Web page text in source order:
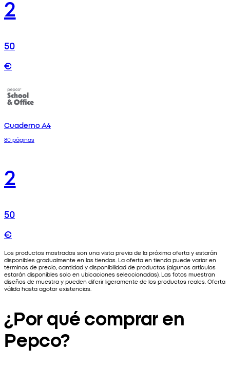
2
50
€
Cuaderno A4
80 páginas
2
50
€
Los productos mostrados son una vista previa de la próxima oferta y estarán
disponibles gradualmente en las tiendas. La oferta en tienda puede variar en
términos de precio, cantidad y disponibilidad de productos (algunos artículos
estarán disponibles solo en ubicaciones seleccionadas). Las fotos muestran
diseños de muestra y pueden diferir ligeramente de los productos reales. Oferta
válida hasta agotar existencias.
¿Por qué comprar en
Pepco?